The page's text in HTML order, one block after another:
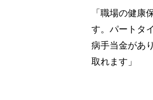
「職場の健康
す。パートタ
病手当金があ
取れます」